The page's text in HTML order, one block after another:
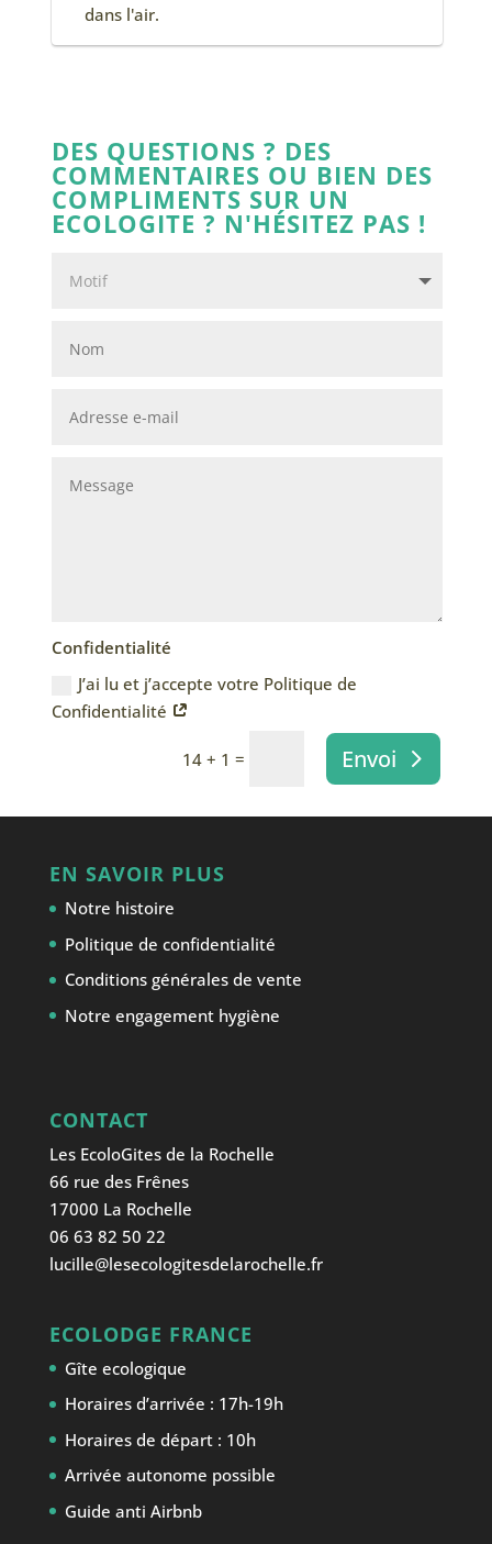
dans l'air.
DES QUESTIONS ? DES
COMMENTAIRES OU BIEN DES
COMPLIMENTS SUR UN
ECOLOGITE ? N'HÉSITEZ PAS !
Confidentialité
J’ai lu et j’accepte votre Politique de
Confidentialité
14 + 1 = Envoi
EN SAVOIR PLUS
Notre histoire
Politique de confidentialité
Conditions générales de vente
Notre engagement hygiène
CONTACT
Les EcoloGites de la Rochelle
66 rue des Frênes
17000 La Rochelle
06 63 82 50 22
lucille@lesecologitesdelarochelle.fr
ECOLODGE FRANCE
Gîte ecologique
Horaires d’arrivée : 17h-19h
Horaires de départ : 10h
Arrivée autonome possible
Guide anti Airbnb